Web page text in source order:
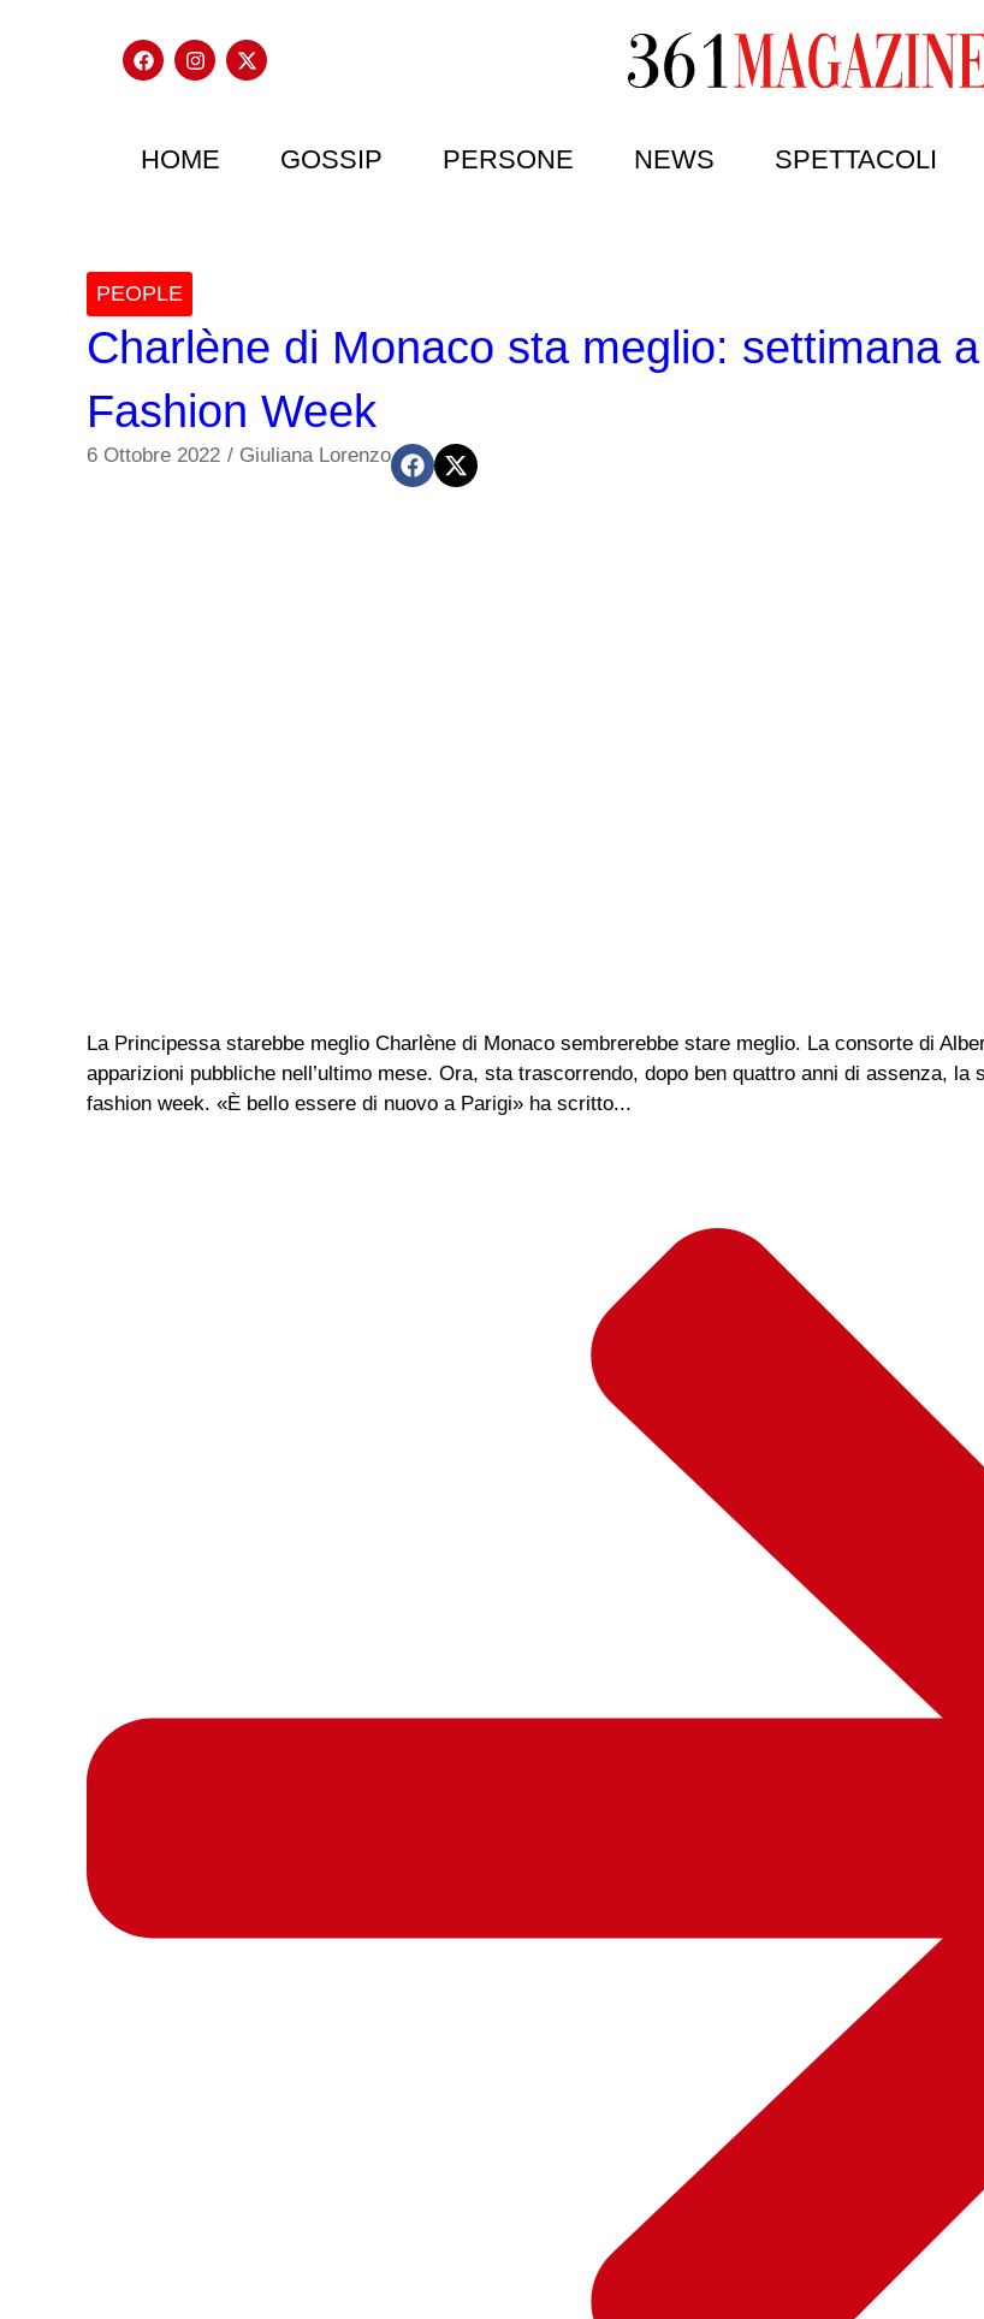
HOME GOSSIP PERSONE NEWS SPETTACOLI
PEOPLE
Charlène di Monaco sta meglio: settimana
Fashion Week
6 Ottobre 2022 / Giuliana Lorenzo
La Principessa starebbe meglio Charlène di Monaco sembrerebbe stare meglio. La consorte di
apparizioni pubbliche nell’ultimo mese. Ora, sta trascorrendo, dopo ben quattro anni di assenza, la
fashion week. «È bello essere di nuovo a Parigi» ha scritto...